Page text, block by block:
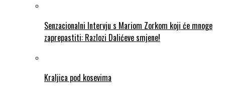
Senzacionalni Intervju s Mariom Zorkom koji će mnoge
zaprepastiti: Razlozi Dalićeve smjene!
Kraljica pod kosevima